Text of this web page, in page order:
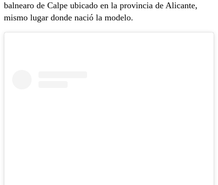
balnearo de Calpe ubicado en la provincia de Alicante,
mismo lugar donde nació la modelo.